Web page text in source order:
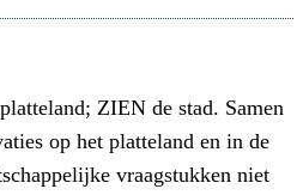
ZIEN de stad. Samen
op het platteland en in de
vraagstukken niet